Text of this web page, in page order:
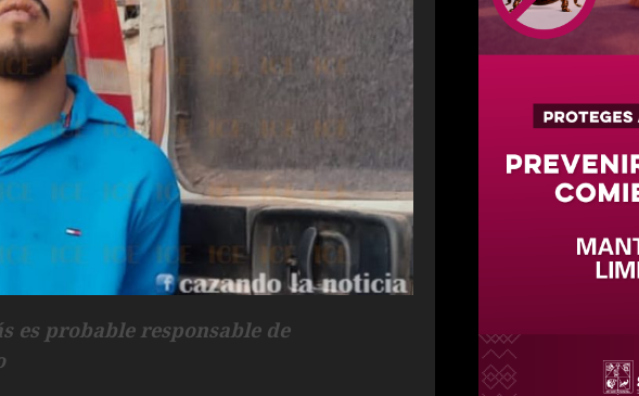
es probable responsable de